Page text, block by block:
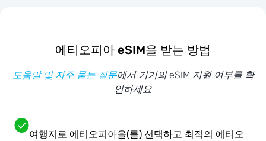
에티오피아 eSIM을 받는 방법
도움말 및 자주 묻는 질문에서 기기의 eSIM 지원 여부를 확
인하세요
여행지로 에티오피아을(를) 선택하고 최적의 에티오